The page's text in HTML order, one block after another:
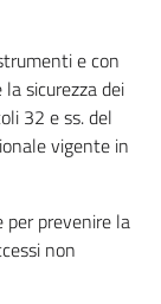
e con
sicurezza dei
32 e ss. del
vigente in
per prevenire la
non